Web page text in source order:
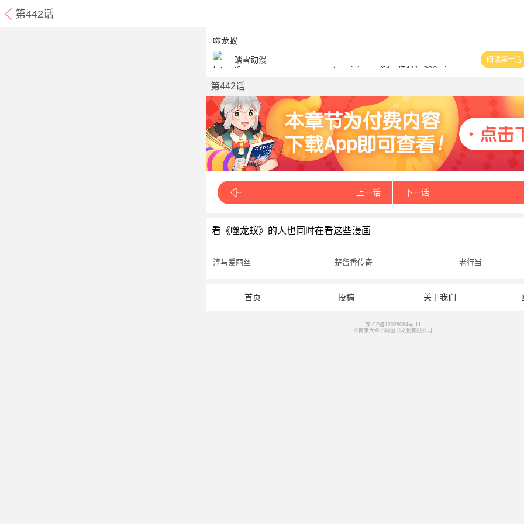
第442话
噬龙蚁
踏雪动漫
阅读第一话
第442话
上一话 下一话
看《噬龙蚁》的人也同时在看这些漫画
淳与爱丽丝 楚留香传奇 老行当
首页 投稿 关于我们
苏ICP备12028084号-11
©南京大众书网图书文化有限公司